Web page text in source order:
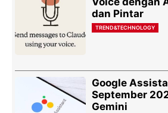
dan Pintar
TREND&TECHNOLOGY
Google
September
Gemini